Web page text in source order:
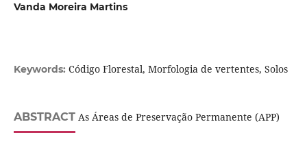
Vanda Moreira Martins
Keywords: Código Florestal, Morfologia de vertentes, Solos
ABSTRACTAs Áreas de Preservação Permanente (APP)